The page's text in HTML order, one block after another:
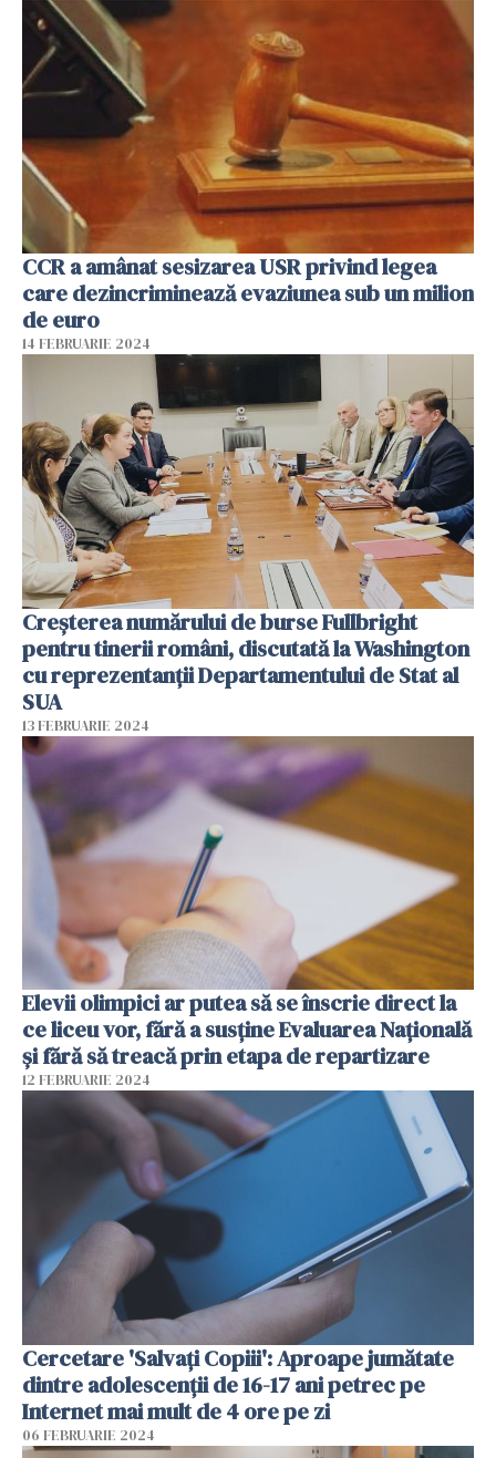
CCR a amânat sesizarea USR privind legea
care dezincriminează evaziunea sub un milion
de euro
14 FEBRUARIE 2024
Creșterea numărului de burse Fullbright
pentru tinerii români, discutată la Washington
cu reprezentanții Departamentului de Stat al
SUA
13 FEBRUARIE 2024
Elevii olimpici ar putea să se înscrie direct la
ce liceu vor, fără a susține Evaluarea Națională
și fără să treacă prin etapa de repartizare
12 FEBRUARIE 2024
Cercetare 'Salvaţi Copiii': Aproape jumătate
dintre adolescenţii de 16-17 ani petrec pe
Internet mai mult de 4 ore pe zi
06 FEBRUARIE 2024